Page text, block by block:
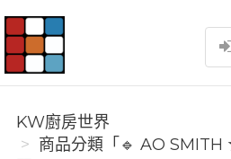
KW廚房世界
KW廚房世界
商品分類「🔹 AO SMITH